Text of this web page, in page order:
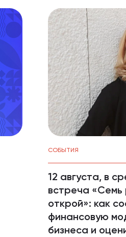
СОБЫТИЯ
12 августа, в
встреча «Семь
открой»: как
финансовую
бизнеса и